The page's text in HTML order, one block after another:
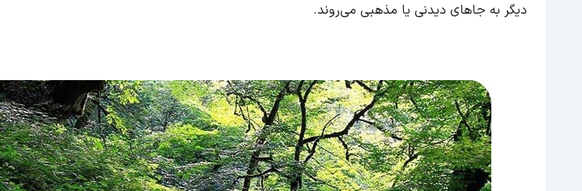
دیگر به جاهای دیدنی یا مذهبی می‌روند.